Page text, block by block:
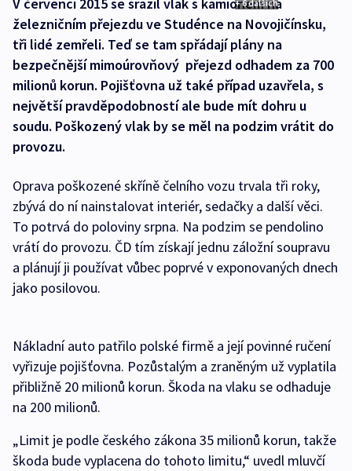
+ 6 dalších
železničním přejezdu ve Studénce na Novojičínsku,
tři lidé zemřeli. Teď se tam spřádají plány na
bezpečnější mimoúrovňový přejezd odhadem za 700
milionů korun. Pojišťovna už také případ uzavřela, s
největší pravděpodobností ale bude mít dohru u
soudu. Poškozený vlak by se měl na podzim vrátit do
provozu.
Oprava poškozené skříně čelního vozu trvala tři roky,
zbývá do ní nainstalovat interiér, sedačky a další věci.
To potrvá do poloviny srpna. Na podzim se pendolino
vrátí do provozu. ČD tím získají jednu záložní soupravu
a plánují ji používat vůbec poprvé v exponovaných dnech
jako posilovou.
Nákladní auto patřilo polské firmě a její povinné ručení
vyřizuje pojišťovna. Pozůstalým a zraněným už vyplatila
přibližně 20 milionů korun. Škoda na vlaku se odhaduje
na 200 milionů.
„Limit je podle českého zákona 35 milionů korun, takže
škoda bude vyplacena do tohoto limitu,“ uvedl mluvčí